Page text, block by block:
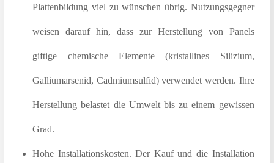
Plattenbildung viel zu wünschen übrig. Nutzungsgegner
weisen darauf hin, dass zur Herstellung von Panels
giftige chemische Elemente (kristallines Silizium,
Galliumarsenid, Cadmiumsulfid) verwendet werden. Ihre
Herstellung belastet die Umwelt bis zu einem gewissen
Grad.
Hohe Installationskosten. Der Kauf und die Installation